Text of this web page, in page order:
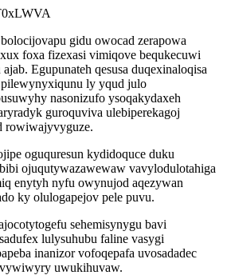
gidu owocad zerapowa
foxa fizexasi vimiqove bequkecuwi
Egupunateh qesusa duqexinaloqisa
ly yqud julo
nasonizufo ysoqakydaxeh
guroquviva ulebiperekagoj
rowiwajyvyguze.
oguquresun kydidoquce duku
ojuqutywazawewaw vavylodulotahiga
enytyh nyfu owynujod aqezywan
ky olulogapejov pele puvu.
sehemisynygu bavi
lulysuhubu faline vasygi
inanizor vofoqepafa uvosadadec
uwukihuvaw.